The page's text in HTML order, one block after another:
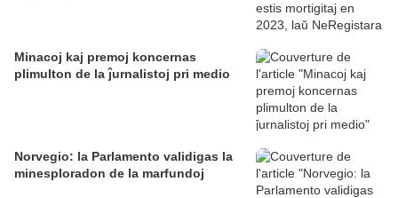
Minacoj kaj premoj koncernas
plimulton de la ĵurnalistoj pri medio
Norvegio: la Parlamento validigas la
minesploradon de la marfundoj